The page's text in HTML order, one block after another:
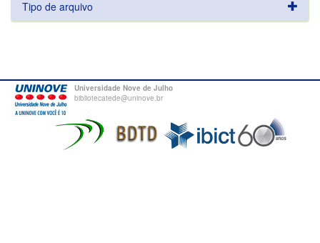
Tipo de arquivo
Universidade Nove de Julho
bibliotecatede@uninove.br